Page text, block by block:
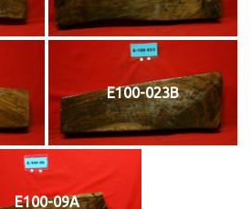
E100-023B
E100-09A